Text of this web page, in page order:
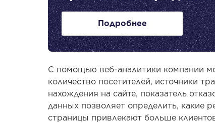
Подробнее
С помощью веб-аналитики компании
количество посетителей, источники
нахождения на сайте, показатель
данных позволяет определить, какие
страницы привлекают больше